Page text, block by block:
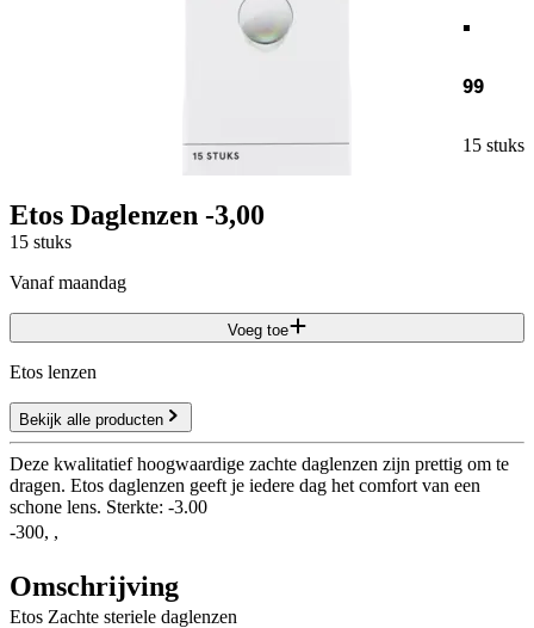
.
99
15 stuks
Etos Daglenzen -3,00
15 stuks
vanaf maandag
Voeg toe
Etos lenzen
Bekijk alle producten
Deze kwalitatief hoogwaardige zachte daglenzen zijn prettig om te
dragen. Etos daglenzen geeft je iedere dag het comfort van een
schone lens. Sterkte: -3.00
-300, ,
Omschrijving
Etos Zachte steriele daglenzen